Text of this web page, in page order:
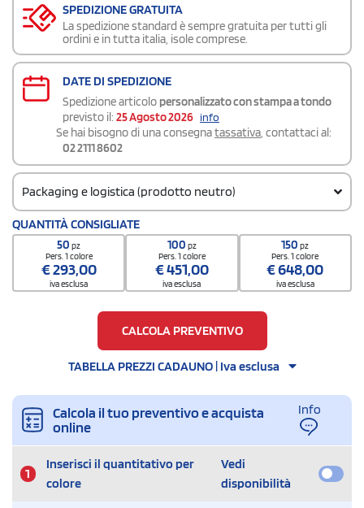
SPEDIZIONE GRATUITA
La spedizione standard è sempre gratuita per tutti gli
ordini e in tutta italia, isole comprese.
DATE DI SPEDIZIONE
Spedizione articolo personalizzato con stampa a tondo
previsto il: 25 Agosto 2026 info
Se hai bisogno di una consegnatassativa, contattaci al:
02 2111 8602
Packaging e logistica (prodotto neutro)
Codice doganale
3924100090000000000000
Quantità per scatola
QUANTITÀ CONSIGLIATE
50pz
Pers. 1 colore
€293,00
iva esclusa
100 pz
Pers. 1 colore
€451,00
iva esclusa
150pz
Pers. 1 colore
€648,00
iva esclusa
CALCOLA PREVENTIVO
TABELLA PREZZI CADAUNO | Iva esclusa
Calcola il tuo preventivo e acquista
online
Info
1
Inserisci il quantitativo per
colore
Vedi
disponibilità